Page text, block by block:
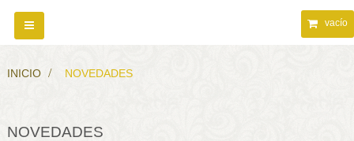
vacío
Navegación
Toggle
INICIO > NOVEDADES
NOVEDADES